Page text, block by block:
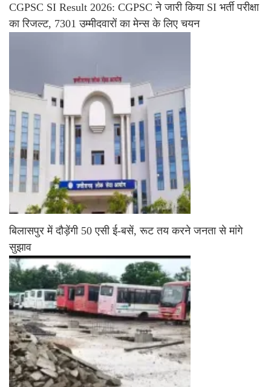
CGPSC SI Result 2026: CGPSC ने जारी किया SI भर्ती परीक्षा
का रिजल्ट, 7301 उम्मीदवारों का मेन्स के लिए चयन
बिलासपुर में दौड़ेंगी 50 एसी ई-बसें, रूट तय करने जनता से मांगे
सुझाव